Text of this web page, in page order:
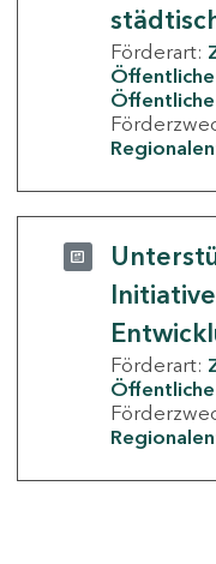
Förderart:
Förderart: